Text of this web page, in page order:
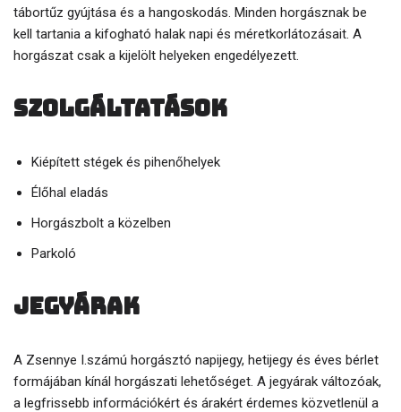
tábortűz gyújtása és a hangoskodás. Minden horgásznak be
kell tartania a kifogható halak napi és méretkorlátozásait. A
horgászat csak a kijelölt helyeken engedélyezett.
Szolgáltatások
Kiépített stégek és pihenőhelyek
Élőhal eladás
Horgászbolt a közelben
Parkoló
Jegyárak
A Zsennye I.számú horgásztó napijegy, hetijegy és éves bérlet
formájában kínál horgászati lehetőséget. A jegyárak változóak,
a legfrissebb információkért és árakért érdemes közvetlenül a